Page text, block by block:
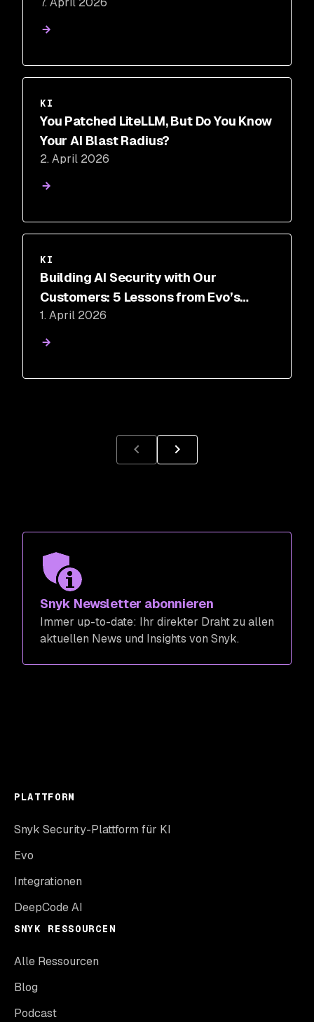
AI Era
KI
You Patched LiteLLM, But Do You Know
Your AI Blast Radius?
2. April 2026
KI
Building AI Security with Our
Customers: 5 Lessons from Evo’s
Design Partner Program
1. April 2026
Snyk Newsletter abonnieren
Immer up-to-date: Ihr direkter Draht zu allen
aktuellen News und Insights von Snyk.
PLATTFORM
Snyk Security-Plattform für KI
Evo
Integrationen
DeepCode AI
SNYK RESSOURCEN
Alle Ressourcen
Blog
Podcast